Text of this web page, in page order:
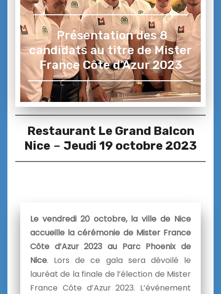
Présentation des 8
candidats au titre de Mister
France Côte d’Azur 2023
Restaurant Le Grand Balcon
Nice – Jeudi 19 octobre 2023
Le vendredi 20 octobre, la ville de Nice
accueille la cérémonie de Mister France
Côte d’Azur 2023 au Parc Phoenix de
Nice. Lors de ce gala sera dévoilé le
lauréat de la finale de l’élection de Mister
France Côte d’Azur 2023. L’événement